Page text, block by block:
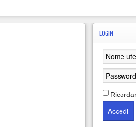
LOGIN
Accedi